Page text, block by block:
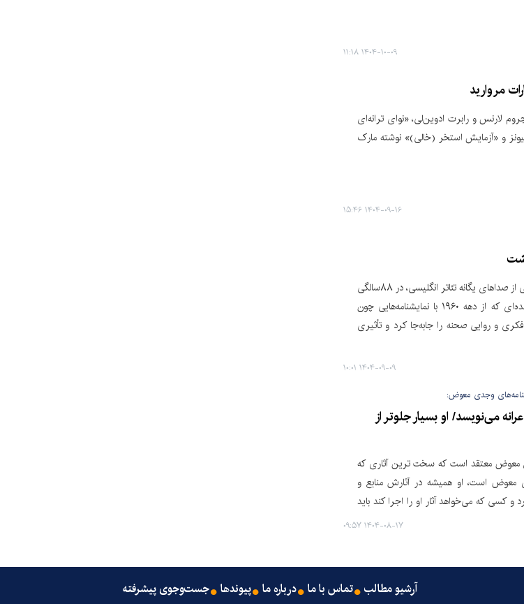
۱۴۰۴-۱۰-۰۹ ۱۱:۱۸
مروارید
لارنس و رابرت ادوین‌لی، «نوای ترانه‌ای
استیونز و «آزمایش استخر (خالی)» نوشته مارک
۱۴۰۴-۰۹-۱۶ ۱۵:۴۶
تام استوپارد، نمایشنامه‌نویس نامدار و یکی از صداهای یگانه تئاتر انگلیسی، در ۸۸سالگی
در خانه‌اش در دورست درگذشت؛ نویسنده‌ای که از دهه ۱۹۶۰ با نمایشنامه‌هایی چون
فکری و روایی صحنه را جابه‌جا کرد و تأثیری
۱۴۰۴-۰۹-۰۹ ۱۰:۰۱
وجدی معوض:
می‌نویسد/ او بسیار جلوتر از
معوض معتقد است که سخت ترین آثاری که
معوض است، او همیشه در آثارش منابع و
کسی که می‌خواهد آثار او را اجرا کند باید
۱۴۰۴-۰۸-۱۷ ۰۹:۵۷
آرشیو مطالب تماس با ما درباره ما پیوندها جست‌وجوی پیشرفته